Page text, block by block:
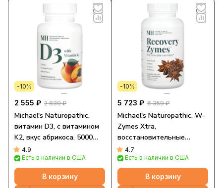
-10%
2 555 ₽ 2 839 ₽
Michael's Naturopathic,
витамин D3, с витамином
K2, вкус абрикоса, 5000
мкг, 90 вегетарианских
жевательных таблеток
4.9
Есть в наличии в США
В корзину
-10%
5 723 ₽ 6 359 ₽
Michael's Naturopathic, W-
Zymes Xtra,
восстановительные
ферменты, 180 таблеток,
покрытых
кишечнорастворимой
оболочкой
4.7
Есть в наличии в США
В корзину